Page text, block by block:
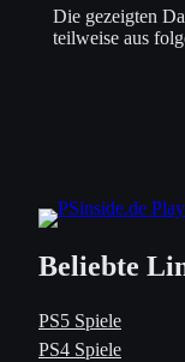
Die gezeigten
teilweise aus
Beliebte
PS5 Spiele
PS4 Spiele